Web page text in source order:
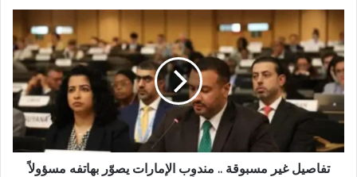
تفاصيل
غير
مسبوقة
..
مندوب
الإمارات
يصوّر
مسؤولاً
شاركتفاصيل غير مسبوقة .. مندوب الإمارات يصوّر بهاتفه مسؤولاً